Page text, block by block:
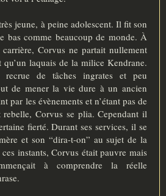
jeune, à peine adolescent. Il fit son
bas comme beaucoup de monde. À
carrière, Corvus ne partait nullement
qu’un laquais de la milice Kendrane.
de tâches ingrates et peu
de mener la vie dure à un ancien
par les évènements et n’étant pas de
rebelle, Corvus se plia. Cependant il
fierté. Durant ses services, il se
et son “dira-t-on” au sujet de la
instants, Corvus était pauvre mais
à comprendre la réelle